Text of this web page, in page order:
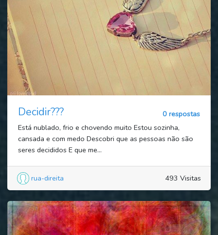
Decidir???
0 respostas
Está nublado, frio e chovendo muito Estou sozinha,
cansada e com medo Descobri que as pessoas não são
seres decididos E que me...
rua-direita 493 Visitas